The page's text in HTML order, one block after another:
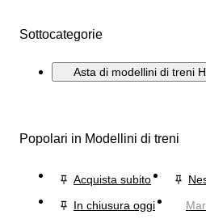
Sottocategorie
Asta di modellini di treni
Popolari in Modellini di treni
Acquista subito
In chiusura oggi